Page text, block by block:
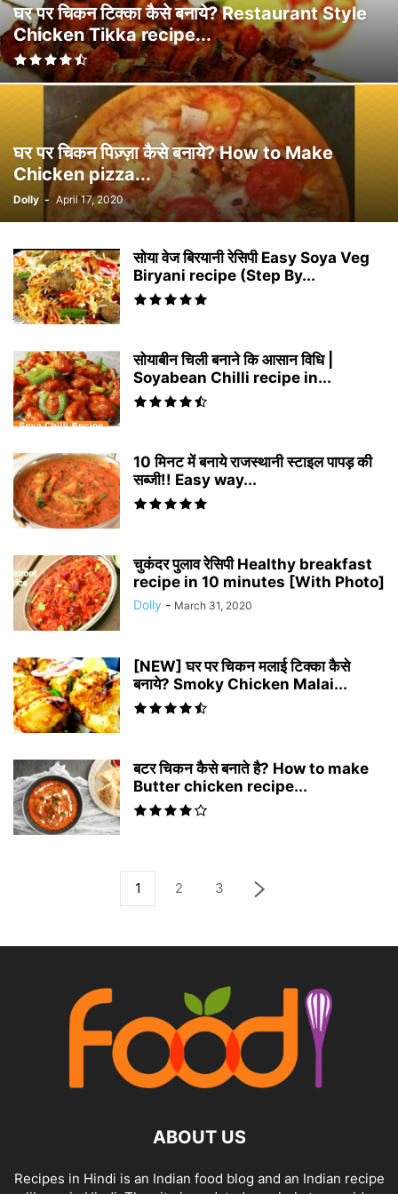
घर पर चिकन टिक्का कैसे बनाये? Restaurant Style
Chicken Tikka recipe...
घर पर चिकन पिज़्ज़ा कैसे बनाये? How to Make
Chicken pizza...
Dolly - April 17, 2020
सोया वेज बिरयानी रेसिपी Easy Soya Veg
Biryani recipe (Step By...
सोयाबीन चिली बनाने कि आसान विधि |
Soyabean Chilli recipe in...
10 मिनट में बनाये राजस्थानी स्टाइल पापड़ की
सब्जी!! Easy way...
चुकंदर पुलाव रेसिपी Healthy breakfast
recipe in 10 minutes [With Photo]
Dolly - March 31, 2020
[NEW] घर पर चिकन मलाई टिक्का कैसे
बनाये? Smoky Chicken Malai...
बटर चिकन कैसे बनाते है? How to make
Butter chicken recipe...
1 2 3
ABOUT US
Recipes in Hindi is an Indian food blog and an Indian recipe